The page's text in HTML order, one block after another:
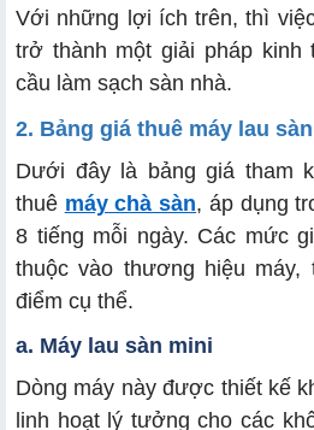
Với những lợi ích trên, thì
trở thành một giải pháp
cầu làm sạch sàn nhà.
2. Bảng giá thuê máy lau
Dưới đây là bảng giá tham
thuê máy chà sàn, áp dụng
8 tiếng mỗi ngày. Các mức
thuộc vào thương hiệu
điểm cụ thể.
a. Máy lau sàn mini
Dòng máy này được thiết kế
linh hoạt lý tưởng cho các